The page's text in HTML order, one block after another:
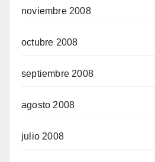
noviembre 2008
octubre 2008
septiembre 2008
agosto 2008
julio 2008